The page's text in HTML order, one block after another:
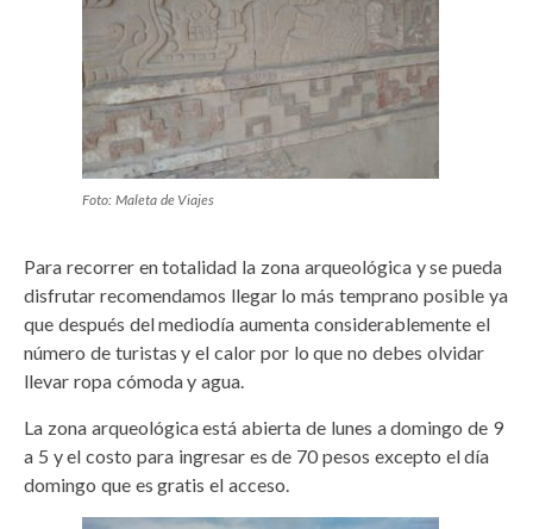
Foto: Maleta de Viajes
Para recorrer en totalidad la zona arqueológica y se pueda
disfrutar recomendamos llegar lo más temprano posible ya
que después del mediodía aumenta considerablemente el
número de turistas y el calor por lo que no debes olvidar
llevar ropa cómoda y agua.
La zona arqueológica está abierta de lunes a domingo de 9
a 5 y el costo para ingresar es de 70 pesos excepto el día
domingo que es gratis el acceso.